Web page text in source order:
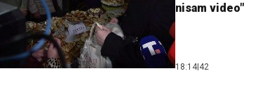
nisam video"
18:14 42